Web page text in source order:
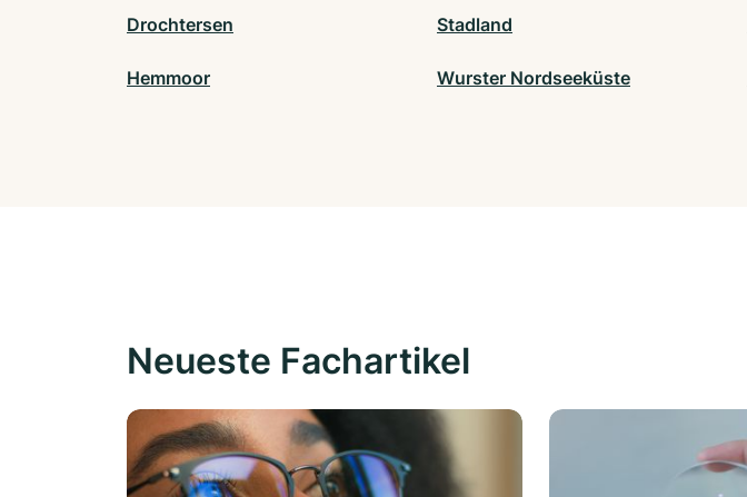
Drochtersen Stadland
Hemmoor Wurster Nordseeküste
Neueste Fachartikel